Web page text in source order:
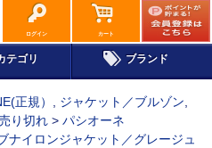
ログイン カート
テゴリ ブランド
正規） ジャケット／ブルゾン
り切れ >パシオーネ
ナイロンジャケット／グレージュ